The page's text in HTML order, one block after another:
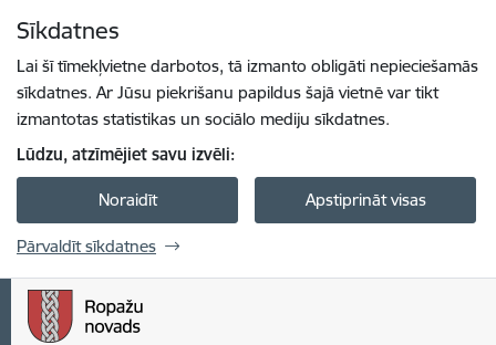
Sīkdatnes
Lai šī tīmekļvietne darbotos, tā izmanto obligāti nepieciešamās
sīkdatnes. Ar Jūsu piekrišanu papildus šajā vietnē var tikt
izmantotas statistikas un sociālo mediju sīkdatnes.
Lūdzu, atzīmējiet savu izvēli:
Noraidīt Apstiprināt visas
Pārvaldīt sīkdatnes